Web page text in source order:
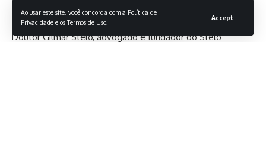
Ao usar este site, você concorda com a Política de
Privacidade e os Termos de Uso.
Accept
Doutor Gilmar Stelo, advogado e fundador do Stelo